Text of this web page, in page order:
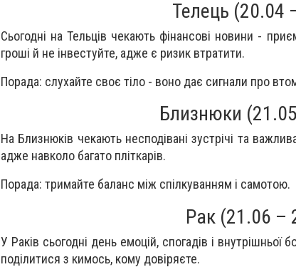
Телець (20.04
Сьогодні на Тельців чекають фінансові новини -
гроші й не інвестуйте, адже є ризик втратити.
Порада: слухайте своє тіло - воно дає сигнали про
Близнюки
На Близнюків чекають несподівані зустрічі та
адже навколо багато пліткарів.
Порада: тримайте баланс між спілкуванням і самотою.
Рак (21.06 –
У Раків сьогодні день емоцій, спогадів і
поділитися з кимось, кому довіряєте.